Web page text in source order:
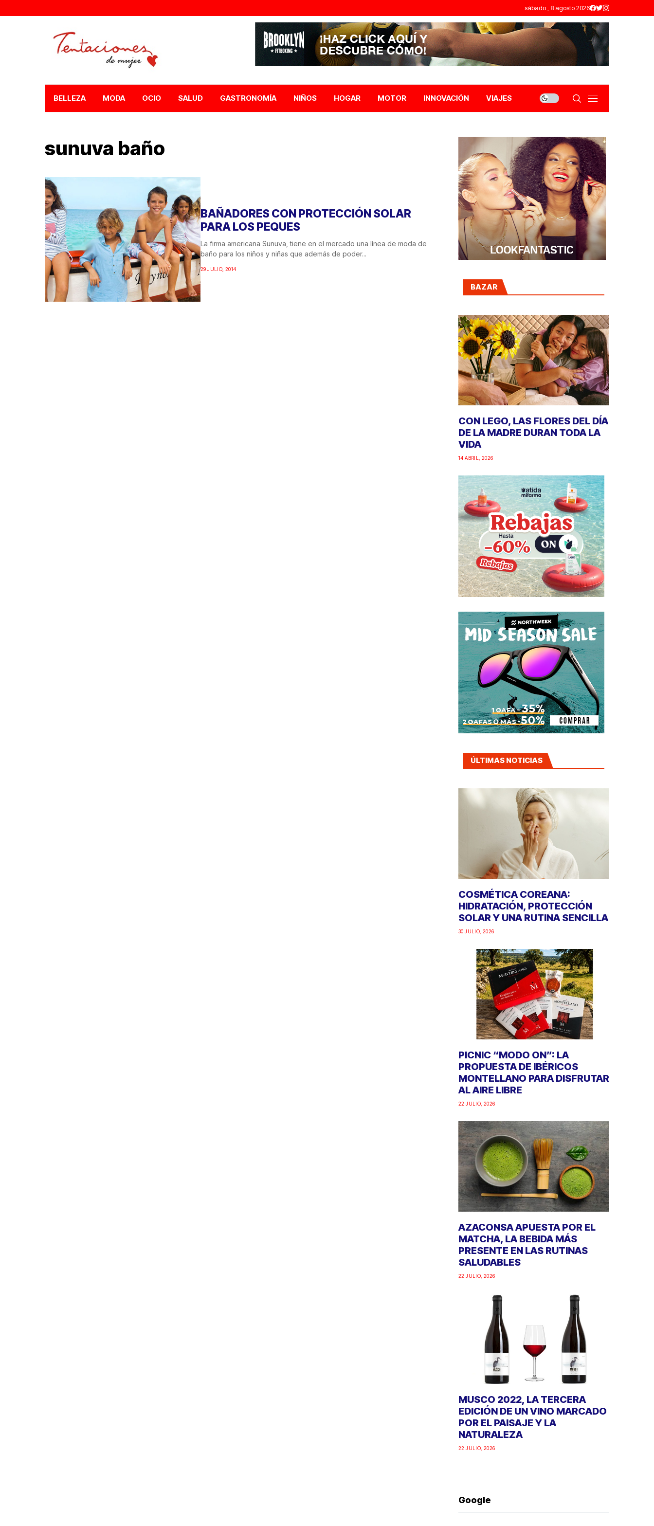
sábado , 8 agosto 2026
BELLEZA MODA OCIO SALUD GASTRONOMÍA NIÑOS HOGAR MOTOR INNOVACIÓN VIAJES
sunuva baño
BAÑADORES CON PROTECCIÓN SOLAR
PARA LOS PEQUES
La firma americana Sunuva, tiene en el mercado una línea de moda de
baño para los niños y niñas que además de poder...
29 JULIO, 2014
BAZAR
CON LEGO, LAS FLORES DEL DÍA
DE LA MADRE DURAN TODA LA
VIDA
14 ABRIL, 2026
ÚLTIMAS NOTICIAS
COSMÉTICA COREANA:
HIDRATACIÓN, PROTECCIÓN
SOLAR Y UNA RUTINA SENCILLA
30 JULIO, 2026
PICNIC “MODO ON”: LA
PROPUESTA DE IBÉRICOS
MONTELLANO PARA DISFRUTAR
AL AIRE LIBRE
22 JULIO, 2026
AZACONSA APUESTA POR EL
MATCHA, LA BEBIDA MÁS
PRESENTE EN LAS RUTINAS
SALUDABLES
22 JULIO, 2026
MUSCO 2022, LA TERCERA
EDICIÓN DE UN VINO MARCADO
POR EL PAISAJE Y LA
NATURALEZA
22 JULIO, 2026
Google